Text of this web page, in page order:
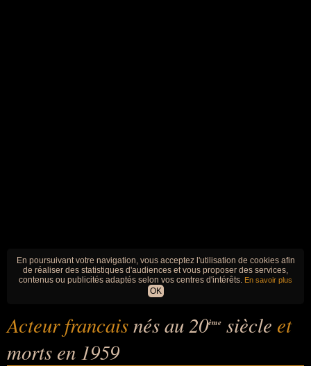
En poursuivant votre navigation, vous acceptez l'utilisation de cookies afin
de réaliser des statistiques d'audiences et vous proposer des services,
contenus ou publicités adaptés selon vos centres d'intérêts. En savoir plus
OK
Acteur francaisnés au 20ème siècle et
morts en 1959